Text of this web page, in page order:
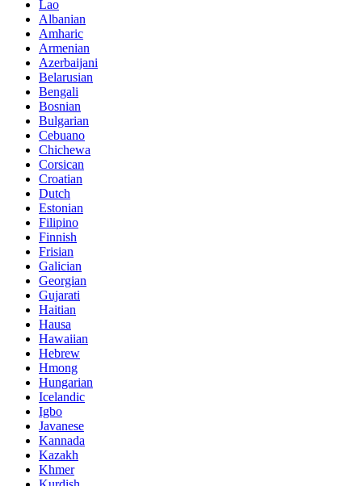
Lao
Albanian
Amharic
Armenian
Azerbaijani
Belarusian
Bengali
Bosnian
Bulgarian
Cebuano
Chichewa
Corsican
Croatian
Dutch
Estonian
Filipino
Finnish
Frisian
Galician
Georgian
Gujarati
Haitian
Hausa
Hawaiian
Hebrew
Hmong
Hungarian
Icelandic
Igbo
Javanese
Kannada
Kazakh
Khmer